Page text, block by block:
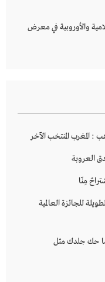
والأوروبية في معرض
: المغرب المنتخب الآخر
العروبة
مِنّا
للجائزة العالمية
حك جلدك مثل